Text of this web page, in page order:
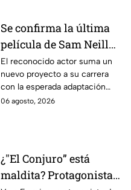
Se confirma la última
película de Sam Neill
antes de morir: esto es
lo que se sabe hasta
ahora
El reconocido actor suma un
nuevo proyecto a su carrera
con la esperada adaptación
cinematográfica del popular
06 agosto, 2026
¿"El Conjuro” está
maldita? Protagonista